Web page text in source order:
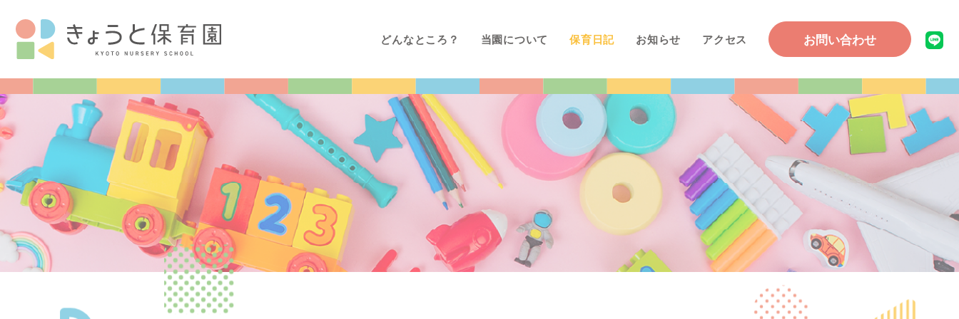
どんなところ？ 当園について 保育日記 お知らせ アクセス お問い合わせ